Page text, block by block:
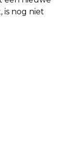
is nog niet